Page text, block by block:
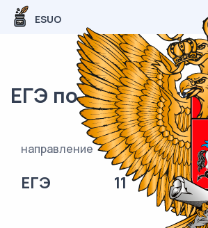
ESUO
ЕГЭ по
направление
ЕГЭ
класс
11